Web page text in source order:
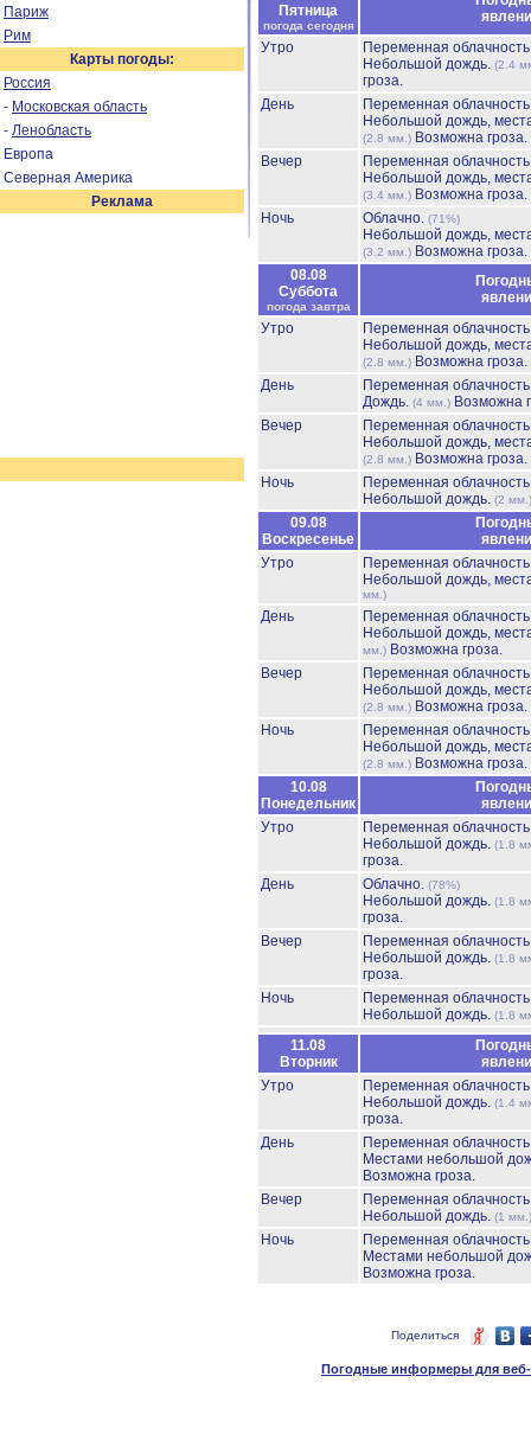
Париж
Рим
Карты погоды:
Россия
- Московская область
- Ленобласть
Европа
Северная Америка
Реклама
Пятница
погода сегодня
Утро
Переменная
Небольшой дождь. (2.4
гроза.
День
Переменная
Небольшой дождь,
(2.8 мм.) Возможна гроза.
Вечер
Переменная
Небольшой дождь,
(3.4 мм.) Возможна гроза.
Ночь
Облачно. (71%)
Небольшой дождь,
(3.2 мм.) Возможна гроза.
08.08
Суббота
погода завтра
Утро
Переменная
Небольшой дождь,
(2.8 мм.) Возможна гроза.
День
Переменная
Дождь. (4 мм.) Возможна
Вечер
Переменная
Небольшой дождь,
(2.8 мм.) Возможна гроза.
Ночь
Переменная
Небольшой дождь. (2 мм.)
09.08
Воскресенье
Утро
Переменная
Небольшой дождь,
мм.)
День
Переменная
Небольшой дождь,
мм.) Возможна гроза.
Вечер
Переменная
Небольшой дождь,
(2.8 мм.) Возможна гроза.
Ночь
Переменная
Небольшой дождь,
(2.8 мм.) Возможна гроза.
10.08
Понедельник
Утро
Переменная
Небольшой дождь. (1.8
гроза.
День
Облачно. (78%)
Небольшой дождь. (1.8
гроза.
Вечер
Переменная
Небольшой дождь. (1.8
гроза.
Ночь
Переменная
Небольшой дождь. (1.8
11.08
Вторник
Утро
Переменная
Небольшой дождь. (1.4
гроза.
День
Переменная
Местами небольшой
Возможна гроза.
Вечер
Переменная
Небольшой дождь. (1 мм.)
Ночь
Переменная
Местами небольшой
Возможна гроза.
Поделиться
Погодные информеры для веб-